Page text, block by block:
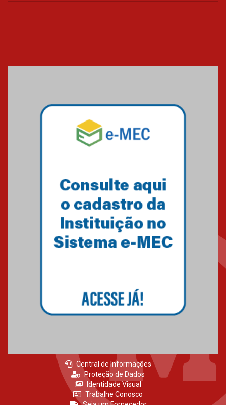
Mackenzie mobiliza campanha
solidária para apoiar famílias em
Minas Gerais
Primeiro culto do ano ressalta o
27.02.2026
Central de Informações
Proteção de Dados
Identidade Visual
Trabalhe Conosco